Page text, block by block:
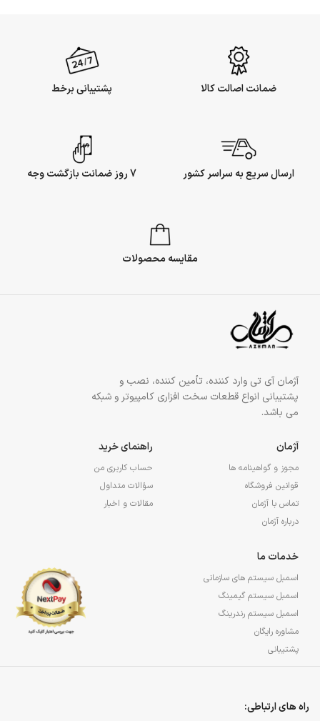
ضمانت اصالت کالا پشتیبانی برخط
ارسال سریع به سراسر کشور 7 روز ضمانت بازگشت وجه
مقایسه محصولات
آژمان آی تی وارد کننده، تأمین کننده، نصب و
پشتیبانی انواع قطعات سخت افزاری کامپیوتر و شبکه
می باشد.
آژمان
مجوز و گواهینامه ها
قوانین فروشگاه
تماس با آژمان
درباره آژمان
راهنمای خرید
حساب کاربری من
سؤالات متداول
مقالات و اخبار
خدمات ما
اسمبل سیستم های سازمانی
اسمبل سیستم گیمینگ
اسمبل سیستم رندرینگ
مشاوره رایگان
پشتیبانی
راه های ارتباطی: